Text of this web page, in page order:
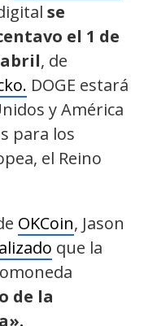
se
el 1 de
abril, de
DOGE estará
y América
para los
el Reino
OKCoin, Jason
que la
de la